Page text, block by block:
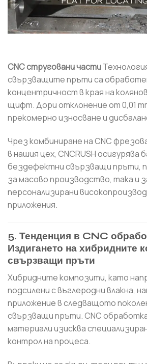
CNC струговани части
свързващите пръти са
концентричност в края на
щифт. Дори отклонение от 0,01
прекомерно износване и
Чрез комбиниране на CNC
в нашия цех, CNCRUSH осигурява
бездефектни свързващи пръти,
за масово производство, така и
персонализирани
приложения.
5. Тенденция в CNC
Издигането на хибридните
свързващи пръти
Хибридните композити, като
подсилени с въглеродни влакна,
приложение в следващото
свързващи пръти. CNC
материали изисква
контрол на процеса.